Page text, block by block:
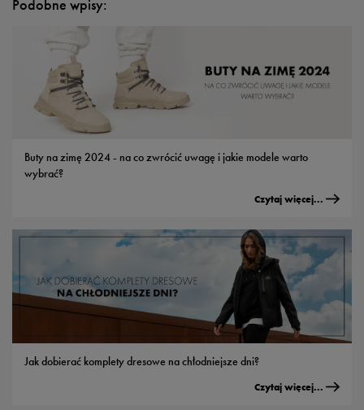
Podobne wpisy:
Buty na zimę 2024 - na co zwrócić uwagę i jakie modele warto
wybrać?
Czytaj więcej...
Jak dobierać komplety dresowe na chłodniejsze dni?
Czytaj więcej...